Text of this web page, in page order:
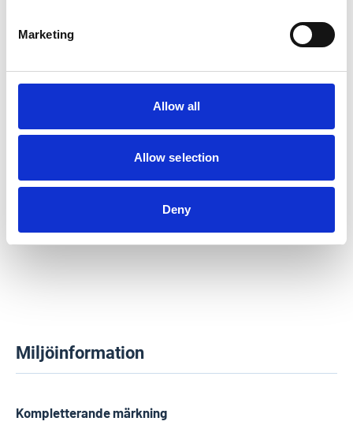
Marketing
Allow all
Allow selection
Deny
Varberg: 3
Falkenberg: 12
Miljöinformation
Kompletterande märkning